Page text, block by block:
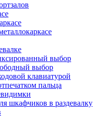
выбор
выбор
клавиатурой
пальца
шкафчиков в раздевалку